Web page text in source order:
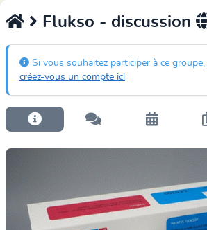
Flukso - discussion
Si vous souhaitez participer à ce groupe,
créez-vous un compte ici.